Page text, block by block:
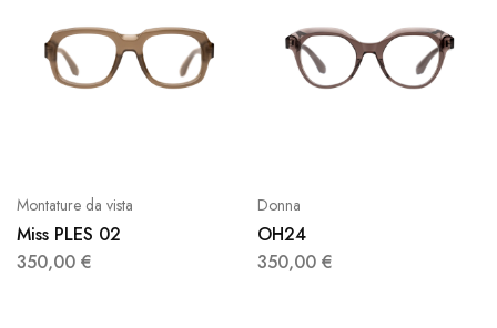
Montature da vista
Miss PLES 02
350,00 €
Donna
OH24
350,00 €